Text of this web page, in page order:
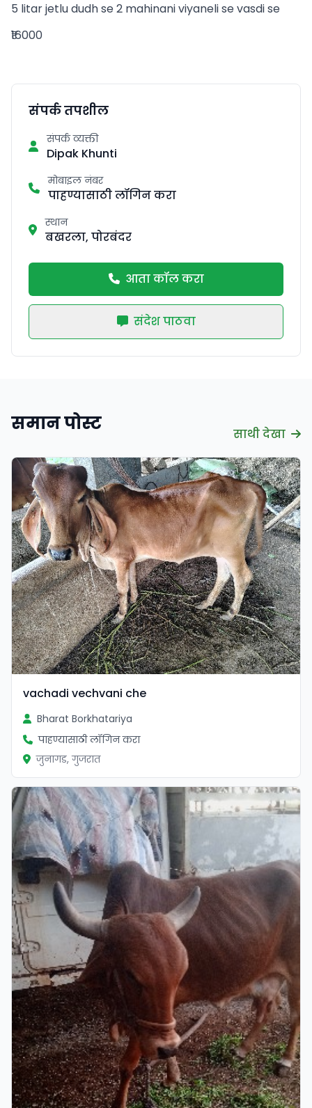
5 litar jetlu dudh se 2 mahinani viyaneli se vasdi se
₹16000
संपर्क तपशील
संपर्क व्यक्ती
Dipak Khunti
मोबाइल नंबर
पाहण्यासाठी लॉगिन करा
स्थान
बखरला, पोरबंदर
आता कॉल करा
संदेश पाठवा
समान पोस्ट साथी देखा
vachadi vechvani che
Bharat Borkhatariya
पाहण्यासाठी लॉगिन करा
जुनागड, गुजरात